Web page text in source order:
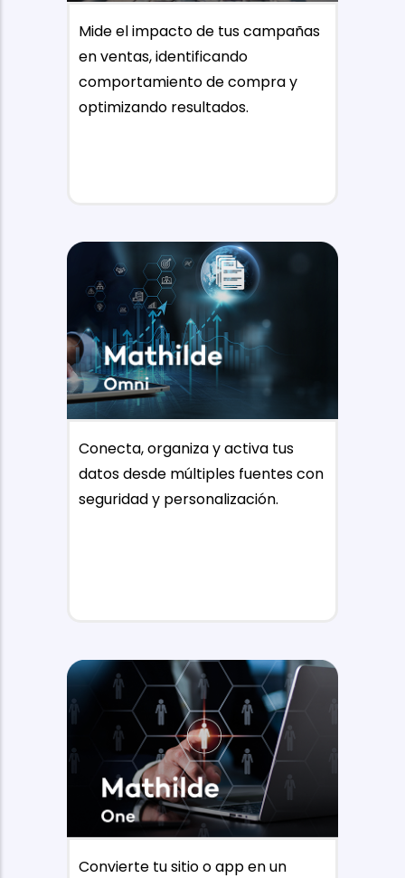
Mide el impacto de tus campañas
en ventas, identificando
comportamiento de compra y
optimizando resultados.
Conecta, organiza y activa tus
datos desde múltiples fuentes con
seguridad y personalización.
Convierte tu sitio o app en un